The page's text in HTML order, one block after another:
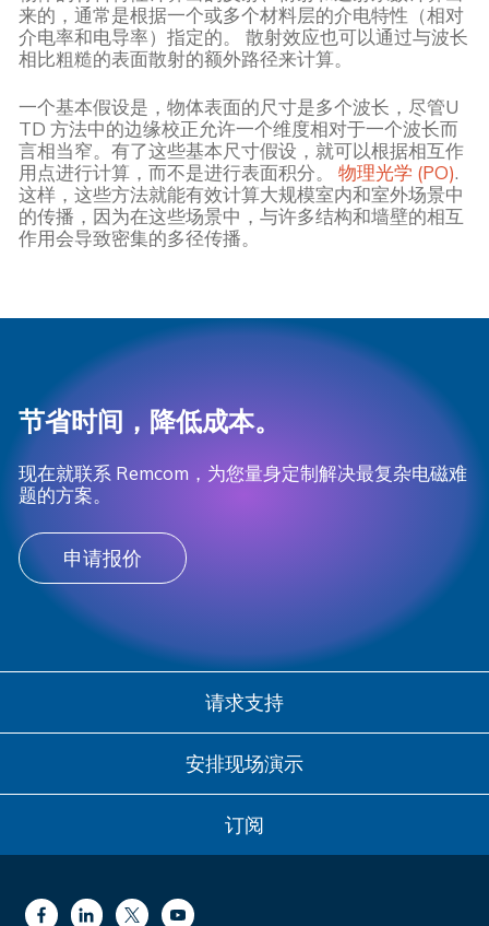
来的，通常是根据一个或多个材料层的介电特性（相对
介电率和电导率）指定的。 散射效应也可以通过与波长
相比粗糙的表面散射的额外路径来计算。
一个基本假设是，物体表面的尺寸是多个波长，尽管U
TD 方法中的边缘校正允许一个维度相对于一个波长而
言相当窄。有了这些基本尺寸假设，就可以根据相互作
用点进行计算，而不是进行表面积分。 物理光学 (PO).
这样，这些方法就能有效计算大规模室内和室外场景中
的传播，因为在这些场景中，与许多结构和墙壁的相互
作用会导致密集的多径传播。
节省时间，降低成本。
现在就联系 Remcom，为您量身定制解决最复杂电磁难
题的方案。
申请报价
请求支持
安排现场演示
订阅